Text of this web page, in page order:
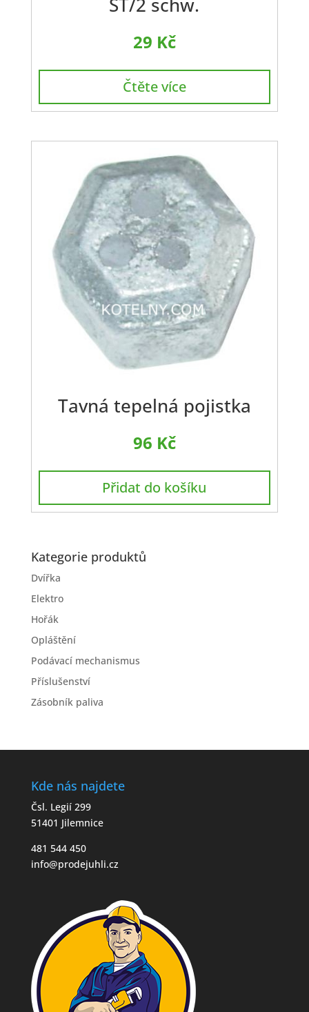
ST/2 schw.
29 Kč
Čtěte více
Tavná tepelná pojistka
96 Kč
Přidat do košíku
Kategorie produktů
Dvířka
Elektro
Hořák
Opláštění
Podávací mechanismus
Příslušenství
Zásobník paliva
Kde nás najdete
Čsl. Legií 299
51401 Jilemnice
481 544 450
info@prodejuhli.cz